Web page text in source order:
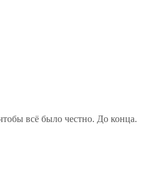
всё было честно. До конца.